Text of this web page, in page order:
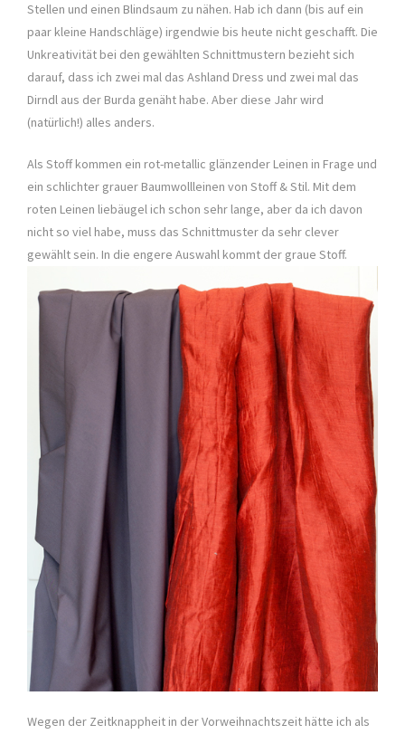
Stellen und einen Blindsaum zu nähen. Hab ich dann (bis auf ein
paar kleine Handschläge) irgendwie bis heute nicht geschafft. Die
Unkreativität bei den gewählten Schnittmustern bezieht sich
darauf, dass ich zwei mal das Ashland Dress und zwei mal das
Dirndl aus der Burda genäht habe. Aber diese Jahr wird
(natürlich!) alles anders.
Als Stoff kommen ein rot-metallic glänzender Leinen in Frage und
ein schlichter grauer Baumwollleinen von Stoff & Stil. Mit dem
roten Leinen liebäugel ich schon sehr lange, aber da ich davon
nicht so viel habe, muss das Schnittmuster da sehr clever
gewählt sein. In die engere Auswahl kommt der graue Stoff.
Wegen der Zeitknappheit in der Vorweihnachtszeit hätte ich als